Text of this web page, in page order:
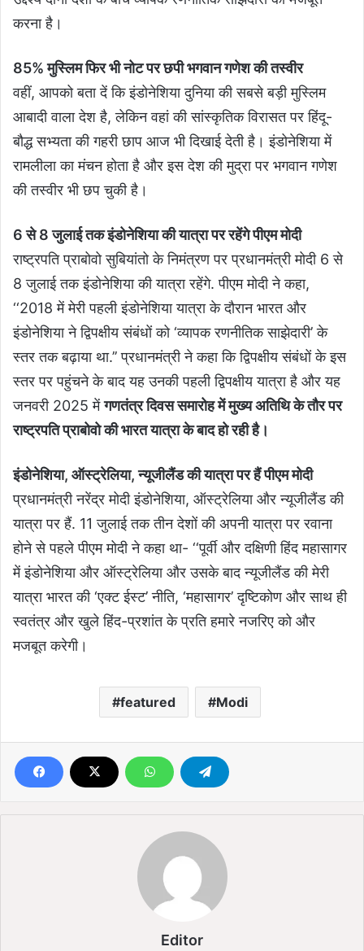
करना है।
85% मुस्लिम फिर भी नोट पर छपी भगवान गणेश की तस्वीर
वहीं, आपको बता दें कि इंडोनेशिया दुनिया की सबसे बड़ी मुस्लिम
आबादी वाला देश है, लेकिन वहां की सांस्कृतिक विरासत पर हिंदू-
बौद्ध सभ्यता की गहरी छाप आज भी दिखाई देती है। इंडोनेशिया में
रामलीला का मंचन होता है और इस देश की मुद्रा पर भगवान गणेश
की तस्वीर भी छप चुकी है।
6 से 8 जुलाई तक इंडोनेशिया की यात्रा पर रहेंगे पीएम मोदी
राष्ट्रपति प्राबोवो सुबियांतो के निमंत्रण पर प्रधानमंत्री मोदी 6 से
8 जुलाई तक इंडोनेशिया की यात्रा रहेंगे. पीएम मोदी ने कहा,
‘‘2018 में मेरी पहली इंडोनेशिया यात्रा के दौरान भारत और
इंडोनेशिया ने द्विपक्षीय संबंधों को ‘व्यापक रणनीतिक साझेदारी’ के
स्तर तक बढ़ाया था.’’ प्रधानमंत्री ने कहा कि द्विपक्षीय संबंधों के इस
स्तर पर पहुंचने के बाद यह उनकी पहली द्विपक्षीय यात्रा है और यह
जनवरी 2025 मेंगणतंत्र दिवस समारोह में मुख्य अतिथि के तौर पर
राष्ट्रपति प्राबोवो की भारत यात्रा के बाद हो रही है।
इंडोनेशिया, ऑस्ट्रेलिया, न्यूजीलैंड की यात्रा पर हैं पीएम मोदी
प्रधानमंत्री नरेंद्र मोदी इंडोनेशिया, ऑस्ट्रेलिया और न्यूजीलैंड की
यात्रा पर हैं. 11 जुलाई तक तीन देशों की अपनी यात्रा पर रवाना
होने से पहले पीएम मोदी ने कहा था- ‘‘पूर्वी और दक्षिणी हिंद महासागर
में इंडोनेशिया और ऑस्ट्रेलिया और उसके बाद न्यूजीलैंड की मेरी
यात्रा भारत की ‘एक्ट ईस्ट’ नीति, ‘महासागर’ दृष्टिकोण और साथ ही
स्वतंत्र और खुले हिंद-प्रशांत के प्रति हमारे नजरिए को और
मजबूत करेगी।
featured Modi
Editor